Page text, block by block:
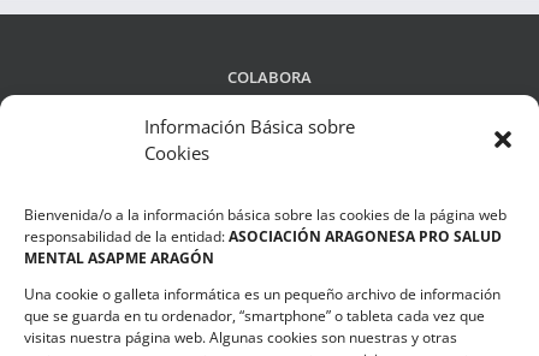
Información Básica sobre
Cookies
Bienvenida/o a la información básica sobre las cookies de la página web
responsabilidad de la entidad:ASOCIACIÓN ARAGONESA PRO SALUD
MENTAL ASAPME ARAGÓN
Una cookie o galleta informática es un pequeño archivo de información
que se guarda en tu ordenador, “smartphone” o tableta cada vez que
visitas nuestra página web. Algunas cookies son nuestras y otras
COLABORA
Política de privacidad
Compromiso de Protección de Datos
Política de Cookies